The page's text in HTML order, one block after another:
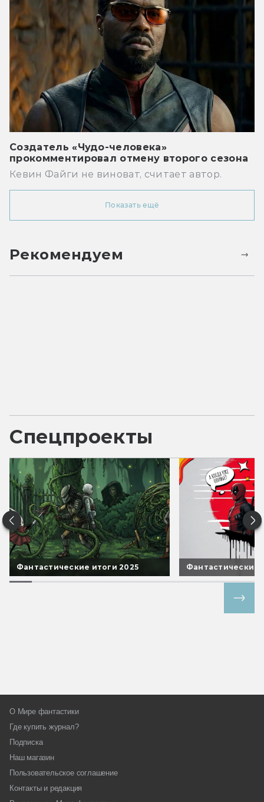
Создатель «Чудо-человека»
прокомментировал отмену второго сезона
Кевин Файги не виноват, считает автор.
Показать ещё
Рекомендуем
Спецпроекты
Фантастические итоги 2025 Фантастические
О Мире фантастики
Где купить журнал?
Подписка
Наш магазин
Пользовательское соглашение
Контакты и редакция